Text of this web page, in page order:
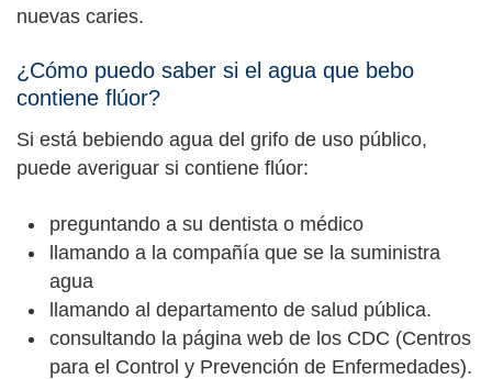
nuevas caries.
¿Cómo puedo saber si el agua que bebo
contiene flúor?
Si está bebiendo agua del grifo de uso público,
puede averiguar si contiene flúor:
preguntando a su dentista o médico
llamando a la compañía que se la suministra
agua
llamando al departamento de salud pública.
consultando la página web de los CDC (Centros
para el Control y Prevención de Enfermedades).